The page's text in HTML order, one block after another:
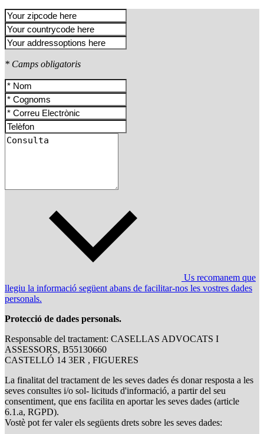
* Camps obligatoris
Us recomanem que
llegiu la informació següent abans de facilitar-nos les vostres dades
personals.
Protecció de dades personals.
Responsable del tractament: CASELLAS ADVOCATS I
ASSESSORS, B55130660
CASTELLÓ 14 3ER , FIGUERES
La finalitat del tractament de les seves dades és donar resposta a les
seves consultes i/o sol- licituds d'informació, a partir del seu
consentiment, que ens facilita en aportar les seves dades (article
6.1.a, RGPD).
Vostè pot fer valer els següents drets sobre les seves dades: